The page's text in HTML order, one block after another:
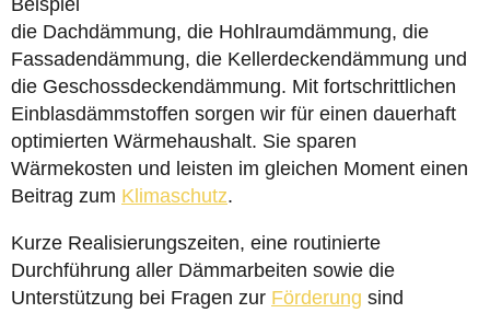
Beispiel
die Dachdämmung, die Hohlraumdämmung, die
Fassadendämmung, die Kellerdeckendämmung und
die Geschossdeckendämmung. Mit fortschrittlichen
Einblasdämmstoffen sorgen wir für einen dauerhaft
optimierten Wärmehaushalt. Sie sparen
Wärmekosten und leisten im gleichen Moment einen
Beitrag zum Klimaschutz.
Kurze Realisierungszeiten, eine routinierte
Durchführung aller Dämmarbeiten sowie die
Unterstützung bei Fragen zur Förderung sind